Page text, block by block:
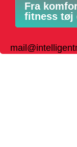
Fra
fitness tøj